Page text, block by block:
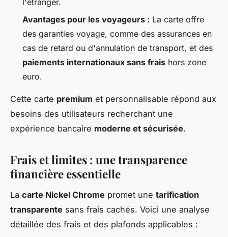
Avantages pour les voyageurs : La carte offre
des garanties voyage, comme des assurances en
cas de retard ou d'annulation de transport, et des
paiements internationaux sans frais hors zone
euro.
Cette carte premium et personnalisable répond aux
besoins des utilisateurs recherchant une
expérience bancaire moderne et sécurisée.
Frais et limites : une transparence
financière essentielle
La carte Nickel Chrome promet une tarification
transparente sans frais cachés. Voici une analyse
détaillée des frais et des plafonds applicables :